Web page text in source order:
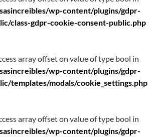
wp-content/plugins/gdpr-
class-gdpr-cookie-consent-public.php
array offset on value of type bool in
wp-content/plugins/gdpr-
templates/modals/cookie_settings.php
array offset on value of type bool in
wp-content/plugins/gdpr-